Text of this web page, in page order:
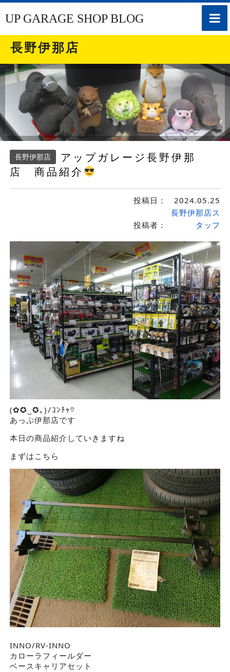
toggle
UP GARAGE SHOP BLOG
長野伊那店
長野伊那店
アップガレージ長野伊那
店 商品紹介
投稿日： 2024.05.25
投稿者：
長野伊那店ス
タッフ
(✿✪‿✪｡)ﾉｺﾝﾁｬ♡
あっぷ伊那店です
本日の商品紹介していきますね
まずはこちら
INNO/RV-INNO
カローラフィールダー
ベースキャリアセット